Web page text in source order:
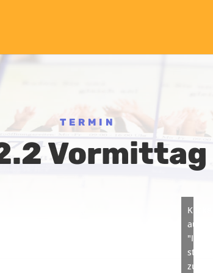
TERMIN
Vormittag
Klicke
auf
"Ich
stimme
zu",